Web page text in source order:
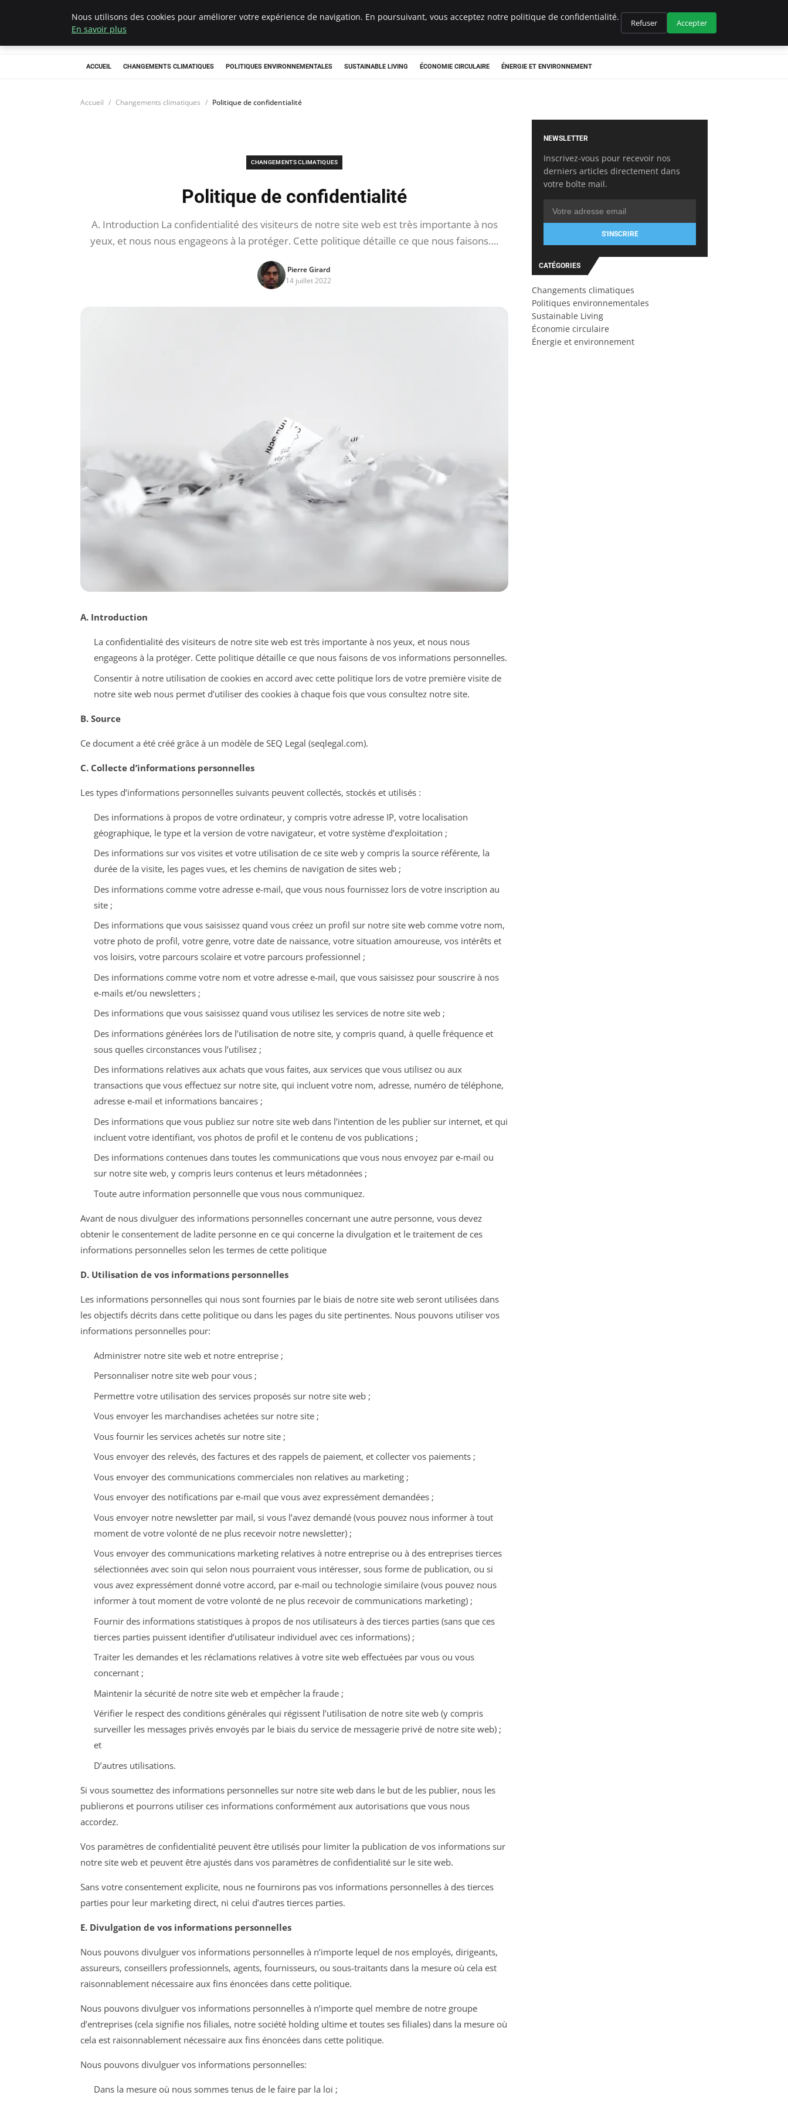
Climategatecountryclub.com
ACCUEIL CHANGEMENTS CLIMATIQUES POLITIQUES ENVIRONNEMENTALES SUSTAINABLE LIVING ÉCONOMIE CIRCULAIRE ÉNERGIE ET ENVIRONNEMENT
Accueil Changements climatiques Politique de confidentialité
CHANGEMENTS CLIMATIQUES
Politique de confidentialité
A. Introduction La confidentialité des visiteurs de notre site web est très importante à nos
yeux, et nous nous engageons à la protéger. Cette politique détaille ce que nous faisons….
Pierre Girard
14 juillet 2022
A. Introduction
La confidentialité des visiteurs de notre site web est très importante à nos yeux, et nous nous
engageons à la protéger. Cette politique détaille ce que nous faisons de vos informations personnelles.
Consentir à notre utilisation de cookies en accord avec cette politique lors de votre première visite de
notre site web nous permet d’utiliser des cookies à chaque fois que vous consultez notre site.
B. Source
Ce document a été créé grâce à un modèle de SEQ Legal (seqlegal.com).
C. Collecte d’informations personnelles
Les types d’informations personnelles suivants peuvent collectés, stockés et utilisés :
Des informations à propos de votre ordinateur, y compris votre adresse IP, votre localisation
géographique, le type et la version de votre navigateur, et votre système d’exploitation ;
Des informations sur vos visites et votre utilisation de ce site web y compris la source référente, la
durée de la visite, les pages vues, et les chemins de navigation de sites web ;
Des informations comme votre adresse e-mail, que vous nous fournissez lors de votre inscription au
site ;
Des informations que vous saisissez quand vous créez un profil sur notre site web comme votre nom,
votre photo de profil, votre genre, votre date de naissance, votre situation amoureuse, vos intérêts et
vos loisirs, votre parcours scolaire et votre parcours professionnel ;
Des informations comme votre nom et votre adresse e-mail, que vous saisissez pour souscrire à nos
e-mails et/ou newsletters ;
Des informations que vous saisissez quand vous utilisez les services de notre site web ;
Des informations générées lors de l’utilisation de notre site, y compris quand, à quelle fréquence et
sous quelles circonstances vous l’utilisez ;
Des informations relatives aux achats que vous faites, aux services que vous utilisez ou aux
transactions que vous effectuez sur notre site, qui incluent votre nom, adresse, numéro de téléphone,
adresse e-mail et informations bancaires ;
Des informations que vous publiez sur notre site web dans l’intention de les publier sur internet, et qui
incluent votre identifiant, vos photos de profil et le contenu de vos publications ;
Des informations contenues dans toutes les communications que vous nous envoyez par e-mail ou
sur notre site web, y compris leurs contenus et leurs métadonnées ;
Toute autre information personnelle que vous nous communiquez.
Avant de nous divulguer des informations personnelles concernant une autre personne, vous devez
obtenir le consentement de ladite personne en ce qui concerne la divulgation et le traitement de ces
informations personnelles selon les termes de cette politique
D. Utilisation de vos informations personnelles
Les informations personnelles qui nous sont fournies par le biais de notre site web seront utilisées dans
les objectifs décrits dans cette politique ou dans les pages du site pertinentes. Nous pouvons utiliser vos
informations personnelles pour:
Administrer notre site web et notre entreprise ;
Personnaliser notre site web pour vous ;
Permettre votre utilisation des services proposés sur notre site web ;
Vous envoyer les marchandises achetées sur notre site ;
Vous fournir les services achetés sur notre site ;
Vous envoyer des relevés, des factures et des rappels de paiement, et collecter vos paiements ;
Vous envoyer des communications commerciales non relatives au marketing ;
Vous envoyer des notifications par e-mail que vous avez expressément demandées ;
Vous envoyer notre newsletter par mail, si vous l’avez demandé (vous pouvez nous informer à tout
moment de votre volonté de ne plus recevoir notre newsletter) ;
Vous envoyer des communications marketing relatives à notre entreprise ou à des entreprises tierces
sélectionnées avec soin qui selon nous pourraient vous intéresser, sous forme de publication, ou si
vous avez expressément donné votre accord, par e-mail ou technologie similaire (vous pouvez nous
informer à tout moment de votre volonté de ne plus recevoir de communications marketing) ;
Fournir des informations statistiques à propos de nos utilisateurs à des tierces parties (sans que ces
tierces parties puissent identifier d’utilisateur individuel avec ces informations) ;
Traiter les demandes et les réclamations relatives à votre site web effectuées par vous ou vous
concernant ;
Maintenir la sécurité de notre site web et empêcher la fraude ;
Vérifier le respect des conditions générales qui régissent l’utilisation de notre site web (y compris
surveiller les messages privés envoyés par le biais du service de messagerie privé de notre site web) ;
et
D’autres utilisations.
Si vous soumettez des informations personnelles sur notre site web dans le but de les publier, nous les
publierons et pourrons utiliser ces informations conformément aux autorisations que vous nous
accordez.
Vos paramètres de confidentialité peuvent être utilisés pour limiter la publication de vos informations sur
notre site web et peuvent être ajustés dans vos paramètres de confidentialité sur le site web.
Sans votre consentement explicite, nous ne fournirons pas vos informations personnelles à des tierces
parties pour leur marketing direct, ni celui d’autres tierces parties.
E. Divulgation de vos informations personnelles
Nous pouvons divulguer vos informations personnelles à n’importe lequel de nos employés, dirigeants,
assureurs, conseillers professionnels, agents, fournisseurs, ou sous-traitants dans la mesure où cela est
raisonnablement nécessaire aux fins énoncées dans cette politique.
Nous pouvons divulguer vos informations personnelles à n’importe quel membre de notre groupe
d’entreprises (cela signifie nos filiales, notre société holding ultime et toutes ses filiales) dans la mesure où
cela est raisonnablement nécessaire aux fins énoncées dans cette politique.
Nous pouvons divulguer vos informations personnelles:
Dans la mesure où nous sommes tenus de le faire par la loi ;
NEWSLETTER
Inscrivez-vous pour recevoir nos
derniers articles directement dans
votre boîte mail.
S'INSCRIRE
CATÉGORIES
Changements climatiques
Politiques environnementales
Sustainable Living
Économie circulaire
Énergie et environnement
Nous utilisons des cookies pour améliorer votre expérience de navigation. En poursuivant, vous acceptez notre politique de confidentialité.
En savoir plus
Refuser Accepter